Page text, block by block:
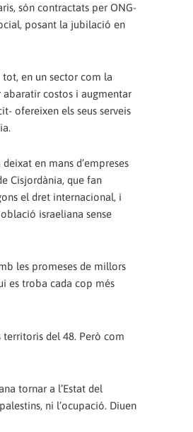
són contractats per ONG-
posant la jubilació en
en un sector com la
abaratir costos i augmentar
ofereixen els seus serveis
en mans d’empreses
Cisjordània, que fan
el dret internacional, i
israeliana sense
les promeses de millors
es troba cada cop més
territoris del 48. Però com
tornar a l’Estat del
ni l’ocupació. Diuen